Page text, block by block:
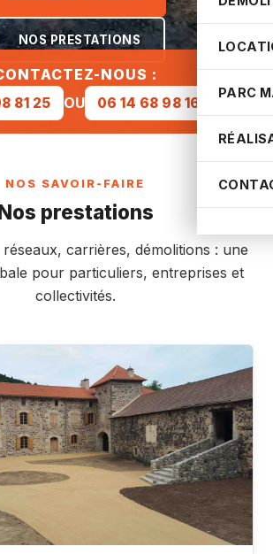
PARC
NOS PRESTATIONS
NOUS :
81 25 OU 06 14 68 98 16
NOS SAVOIR-FAIRE
prestations
carrières, démolitions : une
pour particuliers, entreprises et
collectivités.